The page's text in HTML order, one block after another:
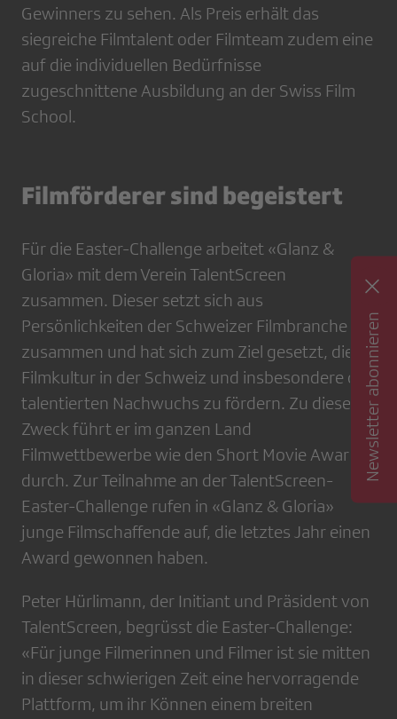
Gewinners zu sehen. Als Preis erhält das
siegreiche Filmtalent oder Filmteam zudem eine
auf die individuellen Bedürfnisse
zugeschnittene Ausbildung an der Swiss Film
School.
Filmförderer sind begeistert
Für die Easter-Challenge arbeitet «Glanz &
Gloria» mit dem Verein TalentScreen
zusammen. Dieser setzt sich aus
Persönlichkeiten der Schweizer Filmbranche
zusammen und hat sich zum Ziel gesetzt, die
Filmkultur in der Schweiz und insbesondere den
talentierten Nachwuchs zu fördern. Zu diesem
Zweck führt er im ganzen Land
Filmwettbewerbe wie den Short Movie Award
durch. Zur Teilnahme an der TalentScreen-
Easter-Challenge rufen in «Glanz & Gloria»
junge Filmschaffende auf, die letztes Jahr einen
Award gewonnen haben.
Peter Hürlimann, der Initiant und Präsident von
TalentScreen, begrüsst die Easter-Challenge:
«Für junge Filmerinnen und Filmer ist sie mitten
in dieser schwierigen Zeit eine hervorragende
Plattform, um ihr Können einem breiten
Newsletter abonnieren